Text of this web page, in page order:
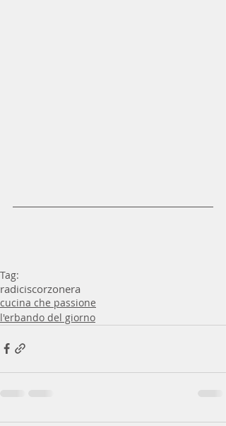
Tag:
radiciscorzonera
cucina che passione
l'erbando del giorno